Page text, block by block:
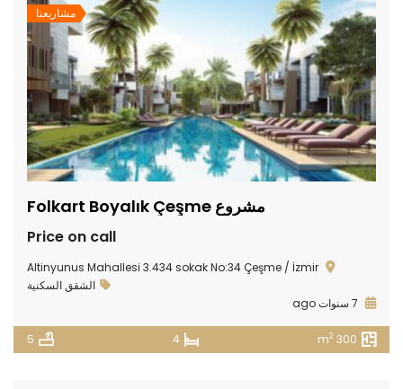
مشاريعنا
مشروع Folkart Boyalık Çeşme
Price on call
Altinyunus Mahallesi 3.434 sokak No:34 Çeşme / İzmir
الشقق السكنية
300 m
2
4
5